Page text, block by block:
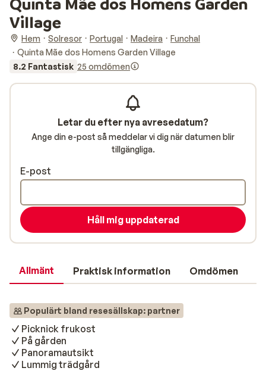
Village
Hem Solresor Portugal Madeira
Funchal
Quinta Mãe dos Homens Garden Village
8.2 Fantastisk 25 omdömen
Allmänt Praktisk information Omdömen
Populärt bland resesällskap: partner
Picknick frukost
På gården
Panoramautsikt
Lummig trädgård
Letar du efter nya avresedatum?
Ange din e-post så meddelar vi dig när datumen blir
tillgängliga.
E-post
Håll mig uppdaterad